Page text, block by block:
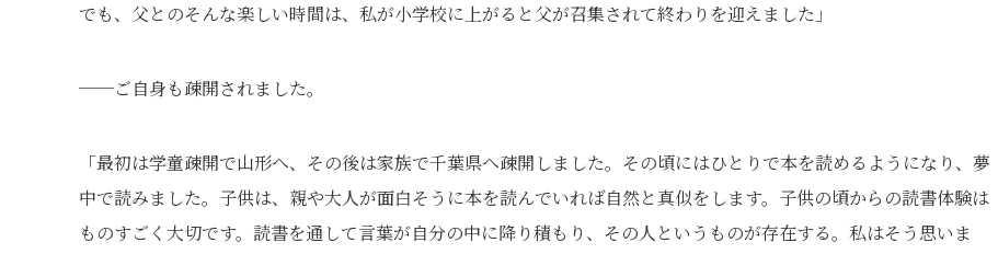
でも、父とのそんな楽しい時間は、私が小学校に上がると父が召集されて終わりを迎えました」
──ご自身も疎開されました。
「最初は学童疎開で山形へ、その後は家族で千葉県へ疎開しました。その頃にはひとりで本を読めるようになり、夢
中で読みました。子供は、親や大人が面白そうに本を読んでいれば自然と真似をします。子供の頃からの読書体験は
ものすごく大切です。読書を通して言葉が自分の中に降り積もり、その人というものが存在する。私はそう思いま